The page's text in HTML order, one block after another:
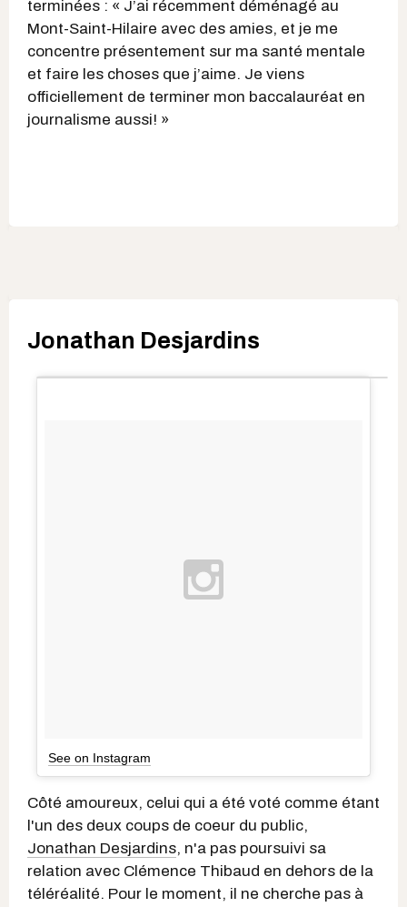
terminées : « J’ai récemment déménagé au
Mont-Saint-Hilaire avec des amies, et je me
concentre présentement sur ma santé mentale
et faire les choses que j’aime. Je viens
officiellement de terminer mon baccalauréat en
journalisme aussi! »
Jonathan Desjardins
See on Instagram
Côté amoureux, celui qui a été voté comme étant
l'un des deux coups de coeur du public,
Jonathan Desjardins, n'a pas poursuivi sa
relation avec Clémence Thibaud en dehors de la
téléréalité. Pour le moment, il ne cherche pas à